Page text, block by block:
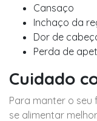
Cansaço
Inchaço da
Dor de
Perda de
Cuidado
Para manter o seu
se alimentar